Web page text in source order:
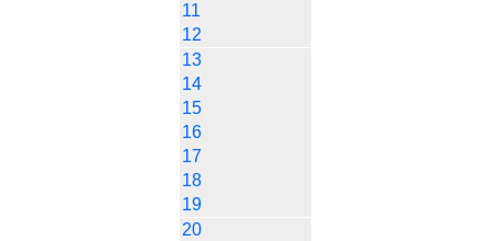
11
12
13
14
15
16
17
18
19
20